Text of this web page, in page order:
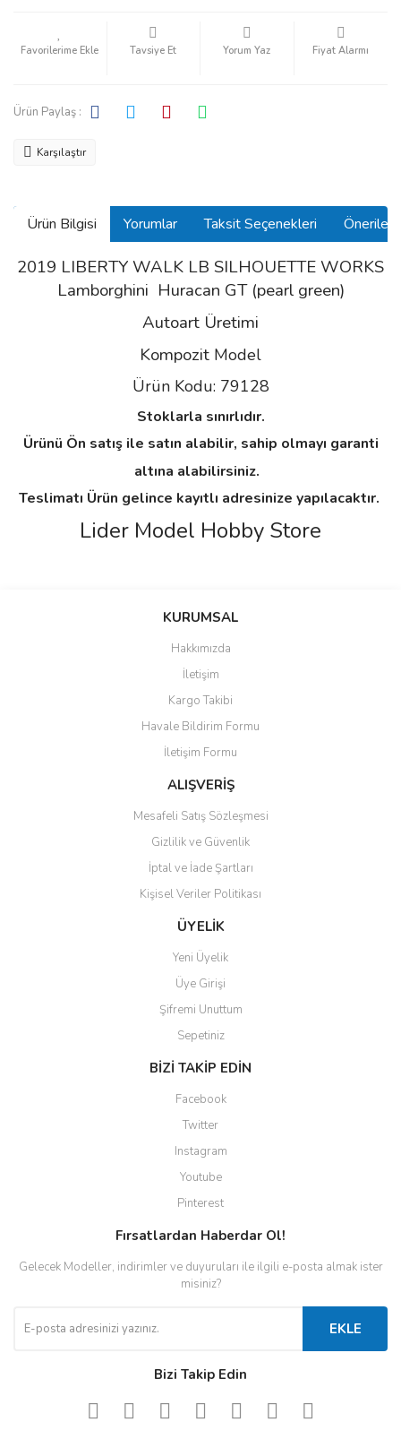
Tavsiye Et Yorum Yaz Fiyat Alarmı
Ürün Paylaş :
Karşılaştır
Ürün Bilgisi Yorumlar Taksit Seçenekleri
2019 LIBERTY WALK LB SILHOUETTE WORKS
Lamborghini Huracan GT (pearl green)
Autoart Üretimi
Kompozit Model
Ürün Kodu: 79128
Stoklarla sınırlıdır.
Ürünü Ön satış ile satın alabilir, sahip olmayı garanti
altına alabilirsiniz.
Teslimatı Ürün gelince kayıtlı adresinize yapılacaktır.
Lider Model Hobby Store
Bu ürüne ilk yorumu siz yapın!
Yorum Yaz
Ürün resmi kalitesiz, bozuk veya görüntülenemiyor.
Ürün açıklamasında eksik bilgiler bulunuyor.
Ürün bilgilerinde hatalar bulunuyor.
Ürün fiyatı diğer sitelerden daha pahalı.
Bu ürüne benzer farklı alternatifler olmalı.
Gönder
KURUMSAL
Hakkımızda
İletişim
Kargo Takibi
Havale Bildirim Formu
İletişim Formu
ALIŞVERİŞ
Mesafeli Satış Sözleşmesi
Gizlilik ve Güvenlik
İptal ve İade Şartları
Kişisel Veriler Politikası
ÜYELİK
Yeni Üyelik
Üye Girişi
Şifremi Unuttum
Sepetiniz
BİZİ TAKİP EDİN
Facebook
Twitter
Instagram
Youtube
Pinterest
Fırsatlardan Haberdar Ol!
Gelecek Modeller, indirimler ve duyuruları ile ilgili e-posta almak ister
misiniz?
EKLE
Bizi Takip Edin